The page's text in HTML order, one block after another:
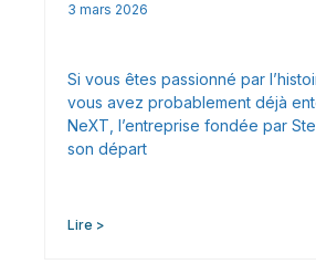
3 mars 2026
Si vous êtes passionné par
vous avez probablement déjà
NeXT, l’entreprise fondée par
son départ
Lire >